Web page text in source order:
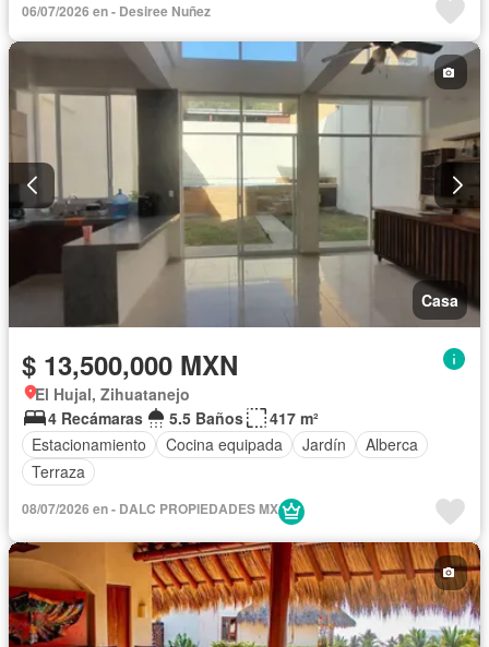
Internet
Bodega
Aire acondicionado
Circuito cerrado de televisión
Electricidad
Agua
Cancha de tenis
Bodega
Zonas verdes
Vista panorámica
Recámara con closet
Caseta de vigilancia
Cocina equipada Sin amueblar
06/07/2026 en - Desiree Nuñez
Casa
$ 13,500,000 MXN
El Hujal, Zihuatanejo
4 Recámaras
5.5 Baños
417 m²
Estacionamiento
Cocina equipada Jardín
Alberca
Terraza
08/07/2026 en - DALC PROPIEDADES MX